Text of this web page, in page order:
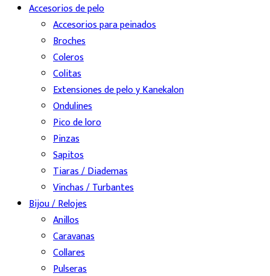
Accesorios de pelo
Accesorios para peinados
Broches
Coleros
Colitas
Extensiones de pelo y Kanekalon
Ondulines
Pico de loro
Pinzas
Sapitos
Tiaras / Diademas
Vinchas / Turbantes
Bijou / Relojes
Anillos
Caravanas
Collares
Pulseras